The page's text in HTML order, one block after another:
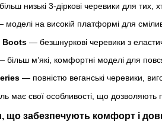
низькі 3-діркові черевики для тих,
моделі на високій платформі для
Boots — безшнуркові черевики з
більш м’які, комфортні моделі для
— повністю веганські черевики,
має свої особливості, що дозволяють
що забезпечують комфорт і